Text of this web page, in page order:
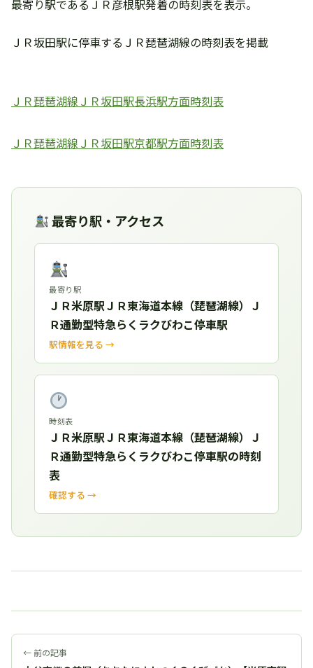
最寄り駅であるＪＲ彦根駅発着の時刻表を表示。
ＪＲ坂田駅に停車するＪＲ琵琶湖線の時刻表を掲載
ＪＲ琵琶湖線ＪＲ坂田駅長浜駅方面時刻表
ＪＲ琵琶湖線ＪＲ坂田駅京都駅方面時刻表
最寄り駅・アクセス
最寄り駅
ＪＲ米原駅ＪＲ東海道本線（琵琶湖線）Ｊ
Ｒ通勤型特急らくラクびわこ停車駅
駅情報を見る →
時刻表
ＪＲ米原駅ＪＲ東海道本線（琵琶湖線）Ｊ
Ｒ通勤型特急らくラクびわこ停車駅の時刻
表
確認する →
← 前の記事